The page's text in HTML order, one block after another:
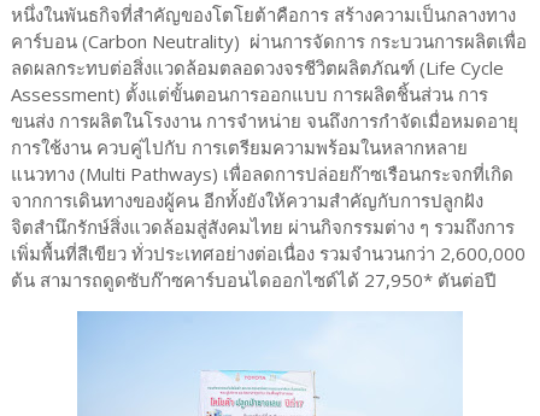
หนึ่งในพันธกิจที่สำคัญของโตโยต้าคือการ สร้างความเป็นกลางทาง
คาร์บอน (Carbon Neutrality) ผ่านการจัดการ กระบวนการผลิตเพื่อ
ลดผลกระทบต่อสิ่งแวดล้อมตลอดวงจรชีวิตผลิตภัณฑ์ (Life Cycle
Assessment) ตั้งแต่ขั้นตอนการออกแบบ การผลิตชิ้นส่วน การ
ขนส่ง การผลิตในโรงงาน การจำหน่าย จนถึงการกำจัดเมื่อหมดอายุ
การใช้งาน ควบคู่ไปกับ การเตรียมความพร้อมในหลากหลาย
แนวทาง (Multi Pathways) เพื่อลดการปล่อยก๊าซเรือนกระจกที่เกิด
จากการเดินทางของผู้คน อีกทั้งยังให้ความสำคัญกับการปลูกฝัง
จิตสำนึกรักษ์สิ่งแวดล้อมสู่สังคมไทย ผ่านกิจกรรมต่าง ๆ รวมถึงการ
เพิ่มพื้นที่สีเขียว ทั่วประเทศอย่างต่อเนื่อง รวมจำนวนกว่า 2,600,000
ต้น สามารถดูดซับก๊าซคาร์บอนไดออกไซด์ได้ 27,950* ตันต่อปี